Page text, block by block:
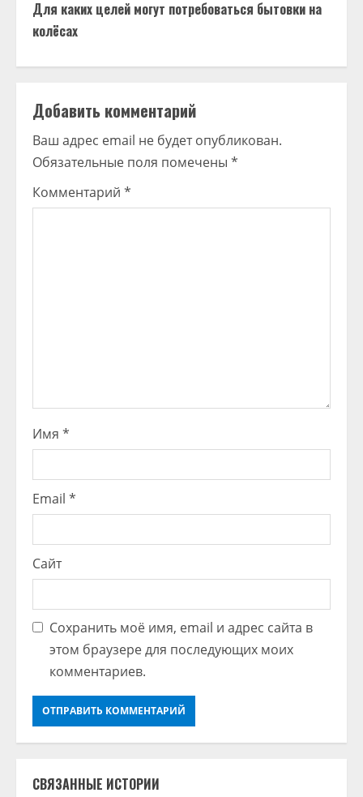
Для каких целей могут потребоваться бытовки на
колёсах
Добавить комментарий
Ваш адрес email не будет опубликован.
Обязательные поля помечены *
Комментарий *
Имя *
Email *
Сайт
Сохранить моё имя, email и адрес сайта в
этом браузере для последующих моих
комментариев.
СВЯЗАННЫЕ ИСТОРИИ